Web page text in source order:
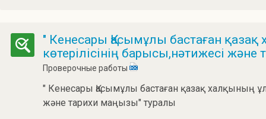
" Кенесары Қасымұлы бастаған
көтерілісінің барысы,нәтижесі
Проверочные работы
" Кенесары Қасымұлы бастаған қазақ халқының
және тарихи маңызы" туралы